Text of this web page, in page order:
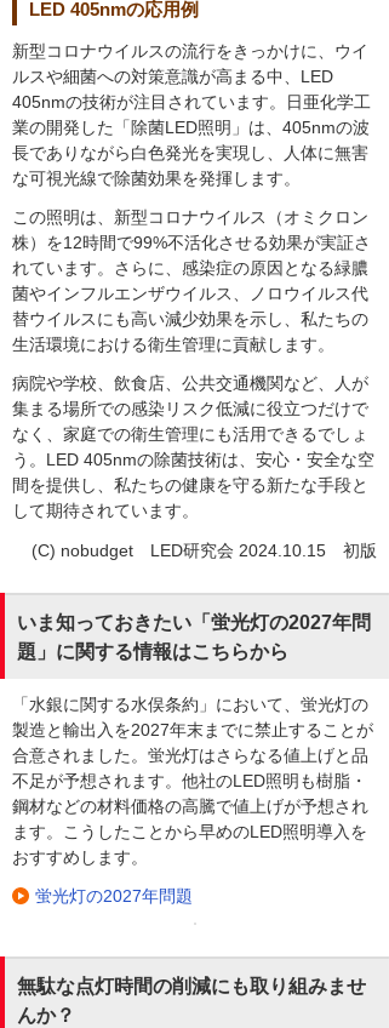
LED 405nmの応用例
新型コロナウイルスの流行をきっかけに、ウイ
ルスや細菌への対策意識が高まる中、LED
405nmの技術が注目されています。日亜化学工
業の開発した「除菌LED照明」は、405nmの波
長でありながら白色発光を実現し、人体に無害
な可視光線で除菌効果を発揮します。
この照明は、新型コロナウイルス（オミクロン
株）を12時間で99%不活化させる効果が実証さ
れています。さらに、感染症の原因となる緑膿
菌やインフルエンザウイルス、ノロウイルス代
替ウイルスにも高い減少効果を示し、私たちの
生活環境における衛生管理に貢献します。
病院や学校、飲食店、公共交通機関など、人が
集まる場所での感染リスク低減に役立つだけで
なく、家庭での衛生管理にも活用できるでしょ
う。LED 405nmの除菌技術は、安心・安全な空
間を提供し、私たちの健康を守る新たな手段と
して期待されています。
(C) nobudget LED研究会 2024.10.15 初版
いま知っておきたい「蛍光灯の2027年問
題」に関する情報はこちらから
「水銀に関する水俣条約」において、蛍光灯の
製造と輸出入を2027年末までに禁止することが
合意されました。蛍光灯はさらなる値上げと品
不足が予想されます。他社のLED照明も樹脂・
鋼材などの材料価格の高騰で値上げが予想され
ます。こうしたことから早めのLED照明導入を
おすすめします。
蛍光灯の2027年問題
無駄な点灯時間の削減にも取り組みませ
んか？